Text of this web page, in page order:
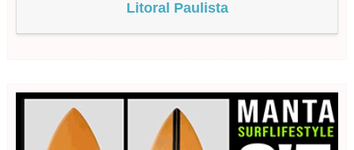
Litoral Paulista